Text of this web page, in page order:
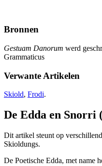
Bronnen
Gestuam Danorum werd
Grammaticus
Verwante Artikelen
Skiold, Frodi.
De Edda en Snorri
Dit artikel steunt op
Skioldungs.
De Poetische Edda, met name